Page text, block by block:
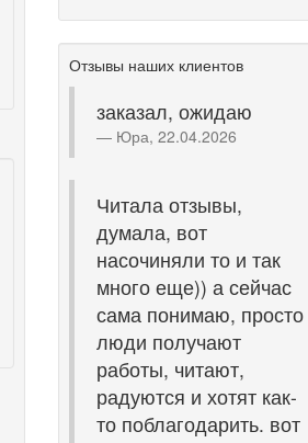
Отзывы наших клиентов
заказал, ожидаю
Юра, 22.04.2026
Читала отзывы,
думала, вот
насочиняли то и так
много еще)) а сейчас
сама понимаю, просто
люди получают
работы, читают,
радуются и хотят как-
то поблагодарить. вот